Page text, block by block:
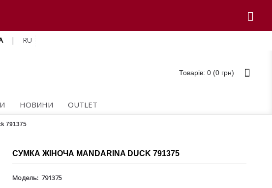
| RU
Товарів: 0 (0 грн)
НОВИНИ OUTLET
791375
СУМКА ЖІНОЧА MANDARINA DUCK 791375
Модель: 791375